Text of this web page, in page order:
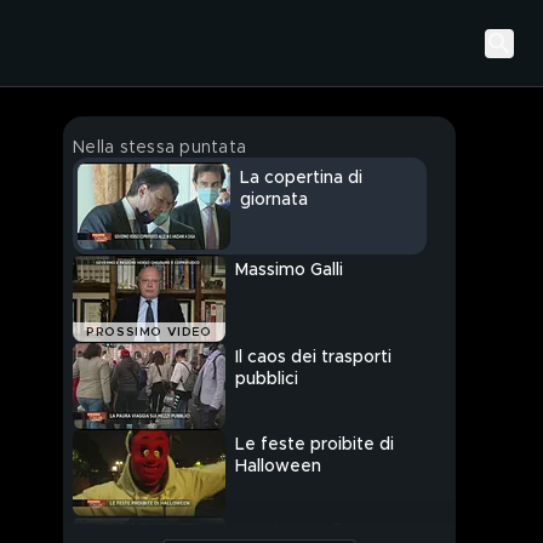
Nella stessa puntata
La copertina di
giornata
PROSSIMO VIDEO
Massimo Galli
Il caos dei trasporti
pubblici
Le feste proibite di
Halloween